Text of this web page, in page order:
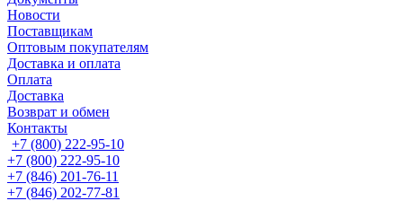
Новости
Поставщикам
Оптовым покупателям
Доставка и оплата
Оплата
Доставка
Возврат и обмен
Контакты
+7 (800) 222-95-10
+7 (800) 222-95-10
+7 (846) 201-76-11
+7 (846) 202-77-81